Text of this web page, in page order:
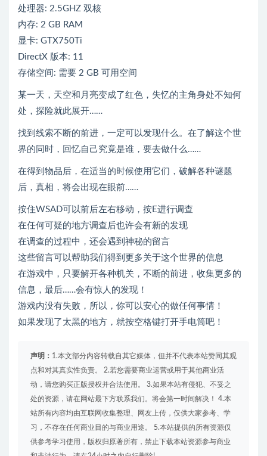
处理器: 2.5GHZ 双核
内存: 2 GB RAM
显卡: GTX750Ti
DirectX 版本: 11
存储空间: 需要 2 GB 可用空间
某一天，天空和月亮变成了红色，失忆的主角身处不知何
处，探险就此展开……
找到线索不断的前进，一定可以发现什么。在了解这个世
界的同时，回忆自己究竟是谁，要去做什么……
在得到物品后，在适当的时候使用它们，破解各种谜题
后，真相，将会出现在眼前……
按住WSAD可以前后左右移动，按E进行调查
在任何可疑的地方调查后也许会有新的发现
在调查的过程中，还会遇到神秘的留言
这些留言可以帮助我们得到更多关于这个世界的信息
在游戏中，只要解开各种机关，不断的前进，收集更多的
信息，最后……会有惊人的发现！
游戏内没有失败，所以，你可以安心的做任何事情！
如果发现了太黑的地方，就按空格键打开手电筒吧！
声明： 1.本文部分内容转载自其它媒体，但并不代表本站赞同其观
点和对其真实性负责。 2.若您需要商业运营或用于其他商业活
动，请您购买正版授权并合法使用。 3.如果本站有侵犯、不妥之
处的资源，请在网站最下方联系我们。将会第一时间解决！ 4.本
站所有内容均由互联网收集整理、网友上传，仅供大家参考、学
习，不存在任何商业目的与商业用途。 5.本站提供的所有资源仅
供参考学习使用，版权归原著所有，禁止下载本站资源参与商业